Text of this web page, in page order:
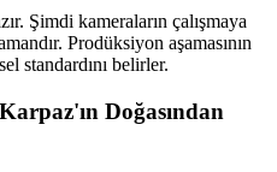
Şimdi kameraların çalışmaya
Prodüksiyon aşamasının
standardını belirler.
Doğasından